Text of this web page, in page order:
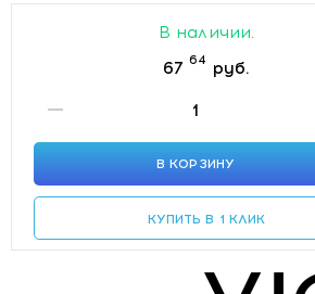
В наличии.
67 64 руб.
В КОРЗИНУ
КУПИТЬ В 1 КЛИК